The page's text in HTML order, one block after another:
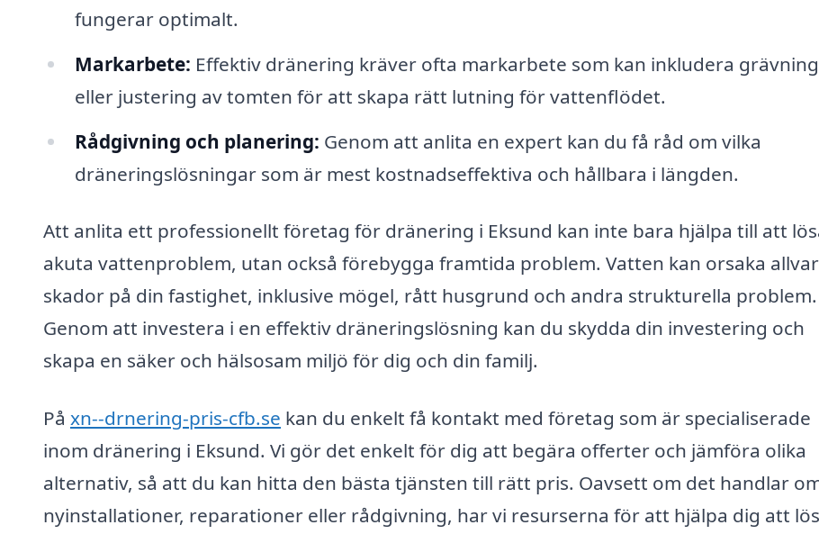
fungerar optimalt.
Markarbete: Effektiv dränering kräver ofta markarbete som kan inkludera grävning
eller justering av tomten för att skapa rätt lutning för vattenflödet.
Rådgivning och planering: Genom att anlita en expert kan du få råd om vilka
dräneringslösningar som är mest kostnadseffektiva och hållbara i längden.
Att anlita ett professionellt företag för dränering i Eksund kan inte bara hjälpa till att
akuta vattenproblem, utan också förebygga framtida problem. Vatten kan orsaka
skador på din fastighet, inklusive mögel, rått husgrund och andra strukturella problem.
Genom att investera i en effektiv dräneringslösning kan du skydda din investering och
skapa en säker och hälsosam miljö för dig och din familj.
På xn--drnering-pris-cfb.se kan du enkelt få kontakt med företag som är specialiserade
inom dränering i Eksund. Vi gör det enkelt för dig att begära offerter och jämföra olika
alternativ, så att du kan hitta den bästa tjänsten till rätt pris. Oavsett om det handlar
nyinstallationer, reparationer eller rådgivning, har vi resurserna för att hjälpa dig att